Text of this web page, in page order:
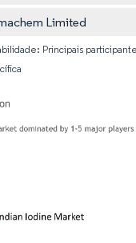
Limited
Principais